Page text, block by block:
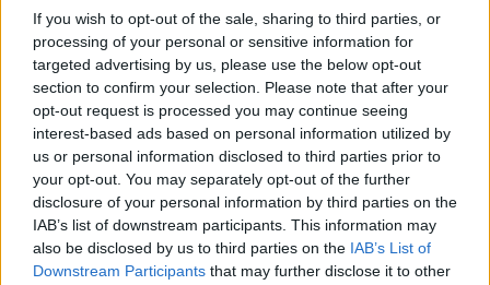
If you wish to opt-out of the sale, sharing to third parties, or
processing of your personal or sensitive information for
targeted advertising by us, please use the below opt-out
section to confirm your selection. Please note that after your
opt-out request is processed you may continue seeing
interest-based ads based on personal information utilized by
us or personal information disclosed to third parties prior to
your opt-out. You may separately opt-out of the further
disclosure of your personal information by third parties on the
IAB’s list of downstream participants. This information may
also be disclosed by us to third parties on the IAB’s List of
Downstream Participants that may further disclose it to other
eventi storici comeThe Internationalo
competizioni emergenti come ilValorant
Champions Tour , c’è sempre qualcosa di nuovo
ed entusiasmante da scoprire.
AUTORE
AiAdhubMedia